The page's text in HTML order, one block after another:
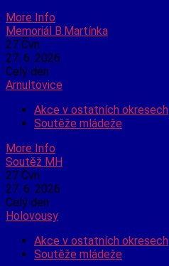
More Info
Memoriál B.Martínka
27 Čvn
27. 6. 2026
Celý den
Arnultovice
Akce v ostatních okresech
Soutěže mládeže
More Info
Soutěž MH
27 Čvn
27. 6. 2026
Celý den
Holovousy
Akce v ostatních okresech
Soutěže mládeže